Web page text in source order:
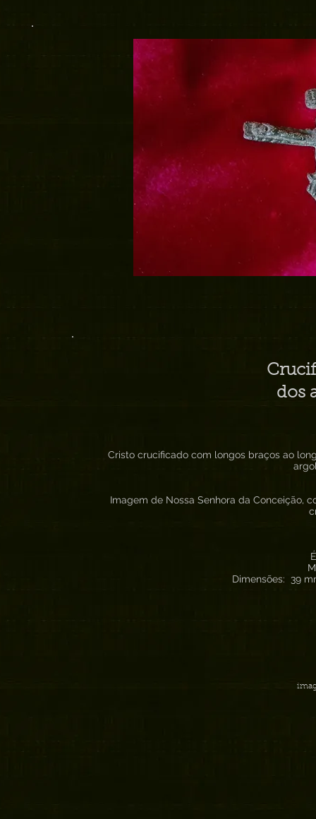
dos
Cristo crucificado com longos braços ao
Imagem de Nossa Senhora da Conceição,
Dimensões: 39